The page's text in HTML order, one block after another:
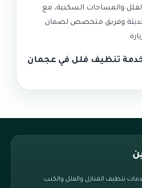
والمساحات السكنية، مع
حديثة وفريق متخصص لضمان
تنظيف فلل في عجمان
تنظيف المنازل والفلل والكنب